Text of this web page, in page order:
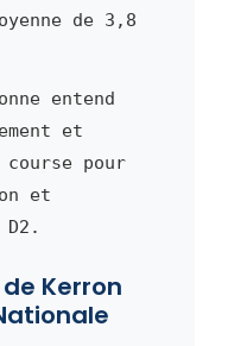
de 3,8
entend
et
pour
et
Kerron